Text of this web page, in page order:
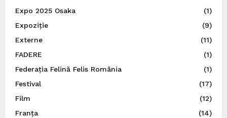
Expo 2025 Osaka
(1)
Expoziție
(9)
Externe
(11)
FADERE
(1)
Federația Felină Felis România
(1)
Festival
(17)
Film
(12)
Franța
(14)